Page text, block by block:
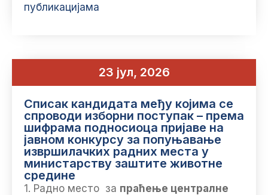
публикацијама
23 јул, 2026
Списак кандидата међу којима се
спроводи изборни поступак – према
шифрама подносиоца пријаве на
јавном конкурсу за попуњавање
извршилачких радних места у
министарству заштите животне
срединe
1. Радно место за праћење централне